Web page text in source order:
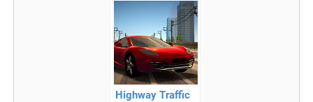
Highway Traffic